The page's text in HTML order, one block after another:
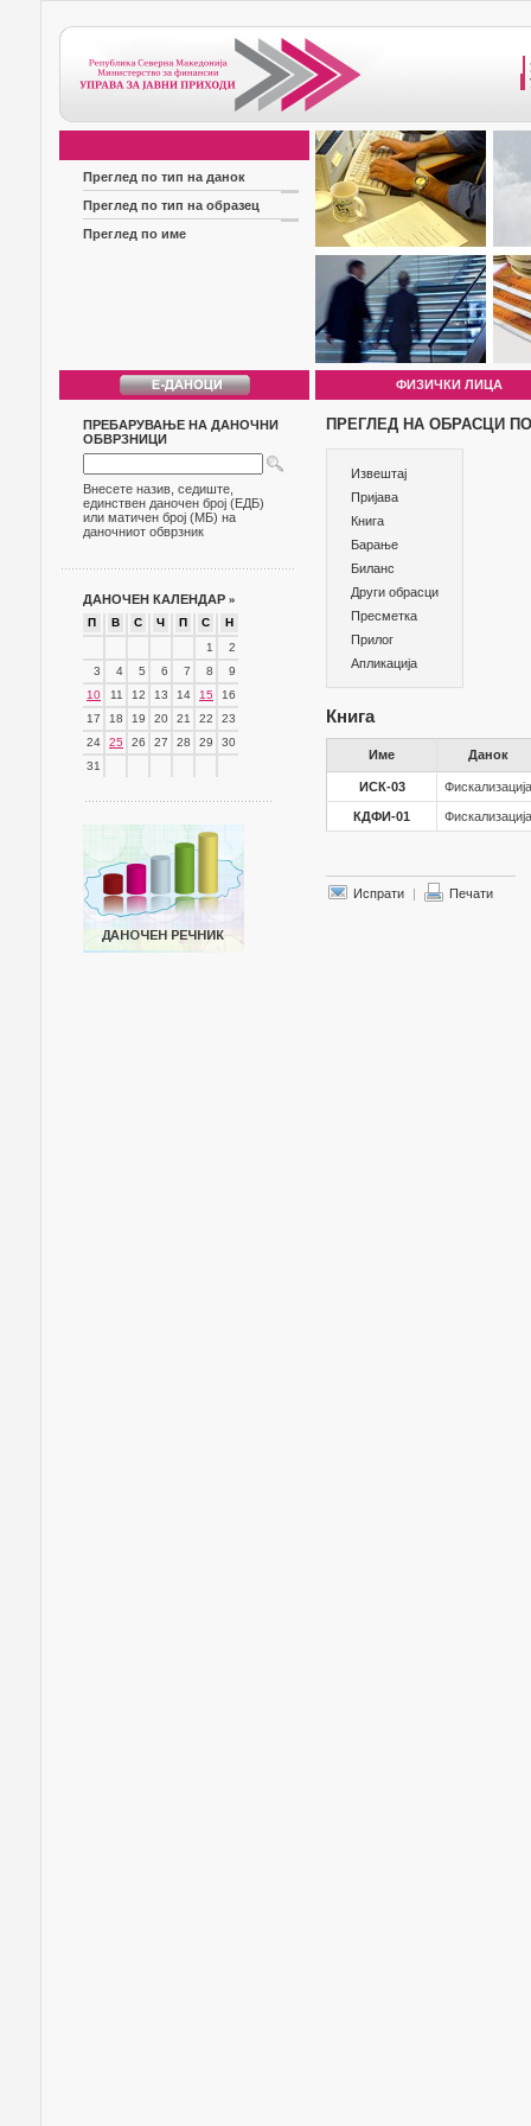
Преглед по тип на данок
Преглед по тип на образец
Преглед по име
ФИЗИЧКИ ЛИЦА
ПРЕБАРУВАЊЕ НА ДАНОЧНИ
ОБВРЗНИЦИ
Внесете назив, седиште,
единствен даночен број (ЕДБ)
или матичен број (МБ) на
даночниот обврзник
ДАНОЧЕН КАЛЕНДАР »
П В С Ч П С
Н
1
2
3
4 5 6 7 8
9
10
11 12 13 14 15
16
17
18 19 20 21 22
23
24
25 26 27 28 29
30
31
ПРЕГЛЕД НА ОБРАСЦИ
Извештај
Пријава
Книга
Барање
Биланс
Други обрасци
Пресметка
Прилог
Апликација
Книга
Име Данок
ИСК-03 Фискализација
КДФИ-01 Фискализација
Испрати | Печати